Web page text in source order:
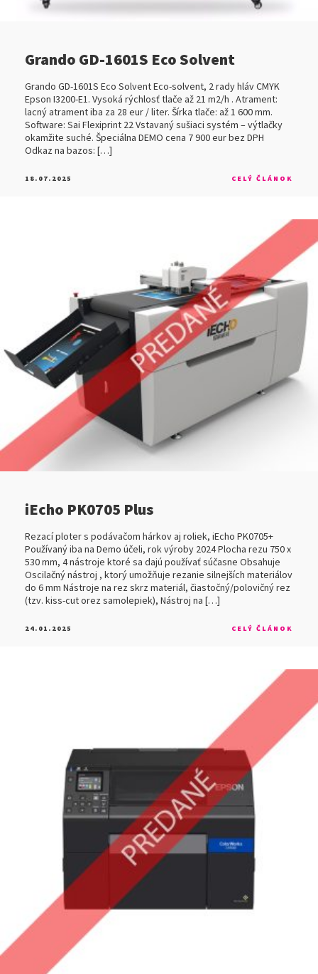
Grando GD-1601S Eco Solvent
Grando GD-1601S Eco Solvent Eco-solvent, 2 rady hláv CMYK
Epson I3200-E1. Vysoká rýchlosť tlače až 21 m2/h . Atrament:
lacný atrament iba za 28 eur / liter. Šírka tlače: až 1 600 mm.
Software: Sai Flexiprint 22 Vstavaný sušiaci systém – výtlačky
okamžite suché. Špeciálna DEMO cena 7 900 eur bez DPH
Odkaz na bazos: […]
18.07.2025 CELÝ ČLÁNOK
iEcho PK0705 Plus
Rezací ploter s podávačom hárkov aj roliek, iEcho PK0705+
Používaný iba na Demo účeli, rok výroby 2024 Plocha rezu 750 x
530 mm, 4 nástroje ktoré sa dajú používať súčasne Obsahuje
Oscilačný nástroj , ktorý umožňuje rezanie silnejších materiálov
do 6 mm Nástroje na rez skrz materiál, čiastočný/polovičný rez
(tzv. kiss-cut orez samolepiek), Nástroj na […]
24.01.2025 CELÝ ČLÁNOK